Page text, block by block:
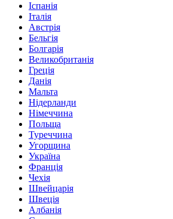
Іспанія
Італія
Австрія
Бельгія
Болгарія
Великобританія
Греція
Данія
Мальта
Нідерланди
Німеччина
Польща
Туреччина
Угорщина
Україна
Франція
Чехія
Швейцарія
Швеція
Албанія